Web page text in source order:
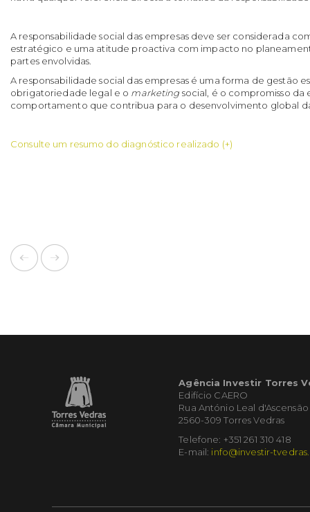
A responsabilidade social das empresas deve ser considerada
estratégico e uma atitude proactiva com impacto no
partes envolvidas.
A responsabilidade social das empresas é uma forma de gestão
obrigatoriedade legal e o marketing social, é o compromisso
comportamento que contribua para o desenvolvimento global
Consulte um resumo do diagnóstico realizado (+)
Agência Investir Torres
Edifício CAERO
Rua António Leal d'Ascensão
2560-309 Torres Vedras
Telefone: +351 261 310 418
E-mail: info@investir-